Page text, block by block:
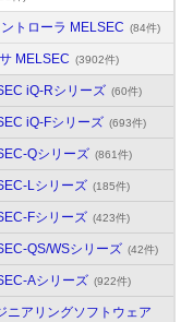
ントローラ MELSEC (84件)
MELSEC (3902件)
iQ-Rシリーズ (60件)
iQ-Fシリーズ (693件)
Qシリーズ (861件)
Lシリーズ (185件)
Fシリーズ (423件)
QS/WSシリーズ (42件)
Aシリーズ (922件)
ニアリングソフトウェア